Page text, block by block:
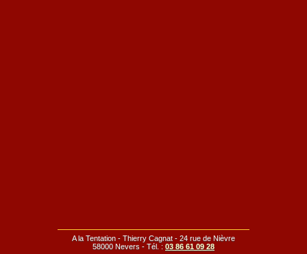
A la Tentation - Thierry Cagnat - 24 rue de Nièvre
58000 Nevers - Tél. : 03 86 61 09 28